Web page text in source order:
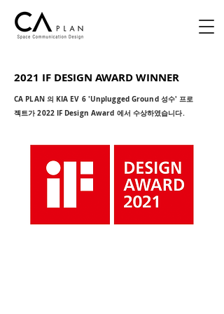
2021 IF DESIGN AWARD WINNER
CA PLAN 의 KIA EV 6 'Unplugged Ground 성수' 프로
젝트가 2022 IF Design Award 에서 수상하였습니다.